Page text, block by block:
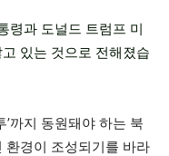
령과 도널드 트럼프 미
있는 것으로 전해졌습
까지 동원돼야 하는 북
환경이 조성되기를 바라